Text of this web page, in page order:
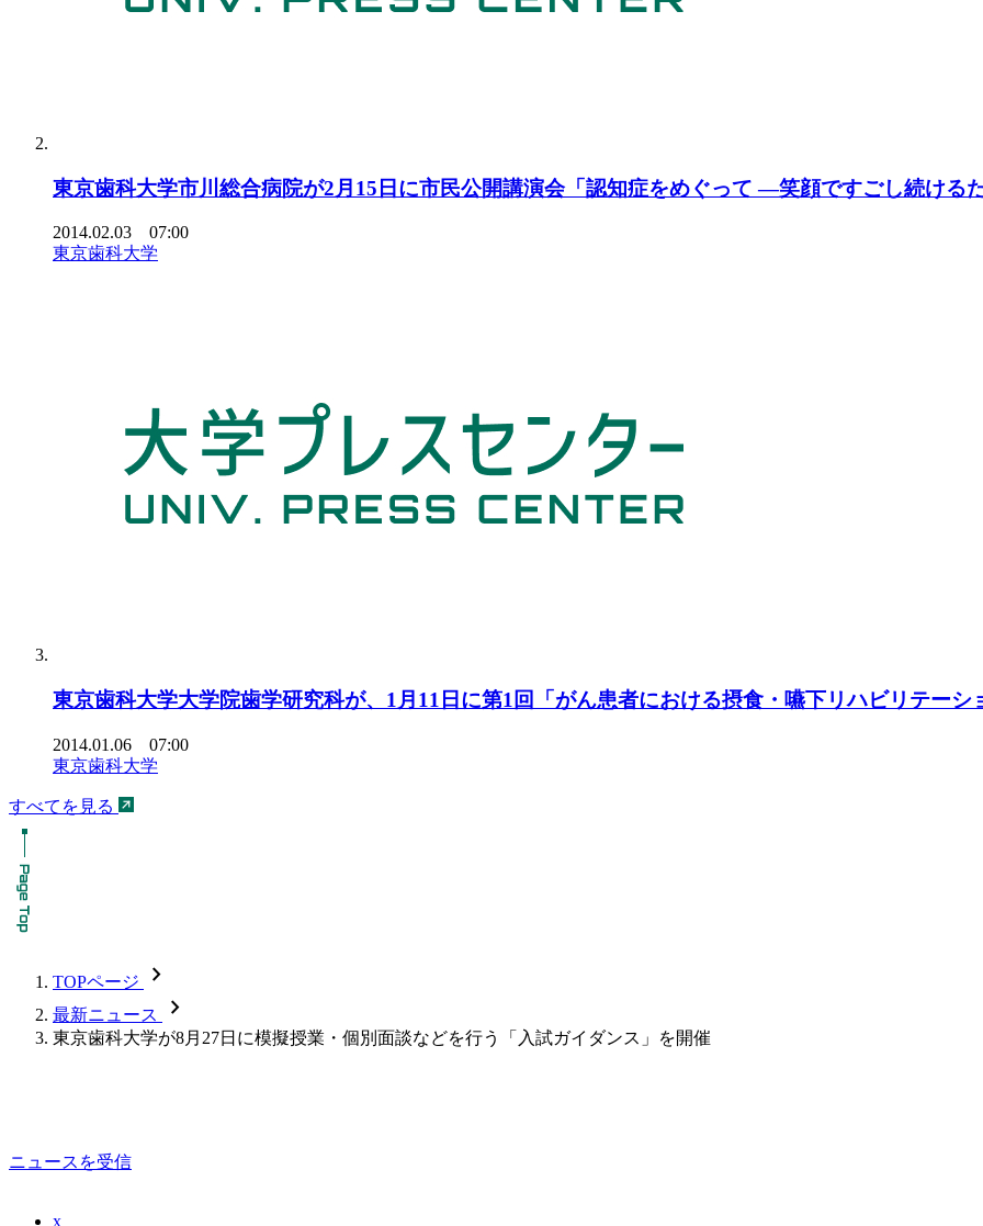
東京歯科大学市川総合病院が2月15日に市民公開講演会「認知症をめぐって ―笑顔ですごし続ける
2014.02.03 07:00
東京歯科大学
東京歯科大学大学院歯学研究科が、1月11日に第1回「がん患者における摂食・嚥下リハビリテーシ
2014.01.06 07:00
東京歯科大学
すべてを見る
TOPページ chevron_forward
最新ニュース chevron_forward
東京歯科大学が8月27日に模擬授業・個別面談などを行う「入試ガイダンス」を開催
ニュースを受信
x